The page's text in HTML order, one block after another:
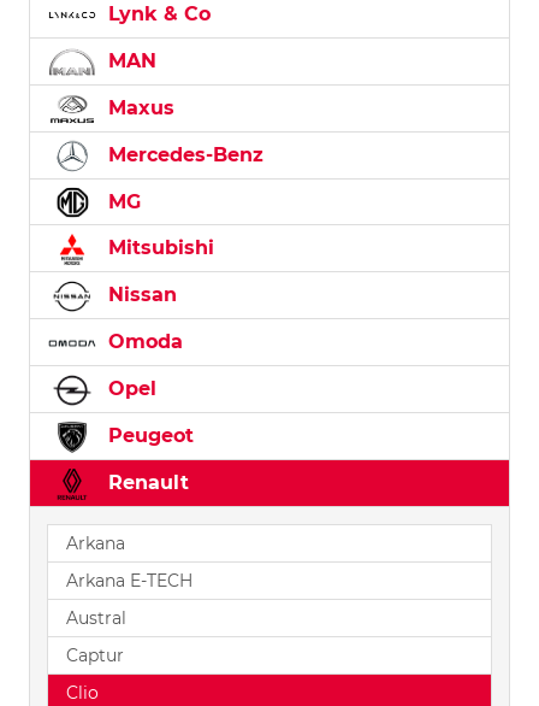
Lynk & Co
MAN
Maxus
Mercedes-Benz
MG
Mitsubishi
Nissan
Omoda
Opel
Peugeot
Renault
Arkana
Arkana E-TECH
Austral
Captur
Clio